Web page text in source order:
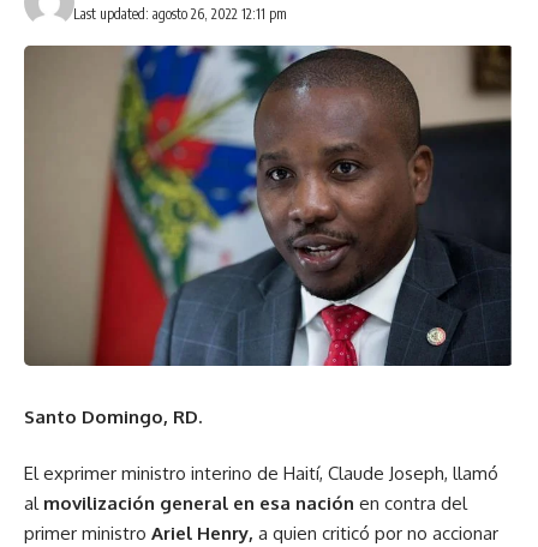
Last updated: agosto 26, 2022 12:11 pm
Santo Domingo, RD.
El exprimer ministro interino de Haití, Claude Joseph, llamó
almovilización general en esa nación en contra del
primer ministro Ariel Henry, a quien criticó por no accionar